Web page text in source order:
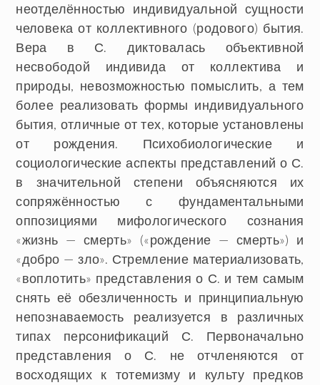
неотделённостью индивидуальной сущности
человека от коллективного (родового) бытия.
Вера в С. диктовалась объективной
несвободой индивида от коллектива и
природы, невозможностью помыслить, а тем
более реализовать формы индивидуального
бытия, отличные от тех, которые установлены
от рождения. Психобиологические и
социологические аспекты представлений о С.
в значительной степени объясняются их
сопряжённостью с фундаментальными
оппозициями мифологического сознания
«жизнь — смерть» («рождение — смерть») и
«добро — зло». Стремление материализовать,
«воплотить» представления о С. и тем самым
снять её обезличенность и принципиальную
непознаваемость реализуется в различных
типах персонификаций С. Первоначально
представления о С. не отчленяются от
восходящих к тотемизму и культу предков